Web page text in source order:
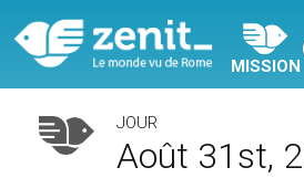
MISSION
JOUR
Août 31st,